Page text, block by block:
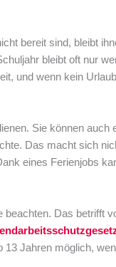
bereit sind, bleibt
bleibt oft nur
und wenn kein
Sie können auch
Das macht sich
eines Ferienjobs
beachten. Das betrifft
Jahren möglich,